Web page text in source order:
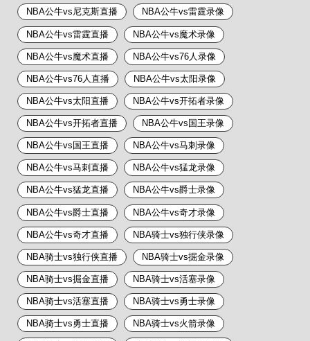
NBA公牛vs尼克斯直播 NBA公牛vs雷霆录像
NBA公牛vs雷霆直播 NBA公牛vs魔术录像
NBA公牛vs魔术直播 NBA公牛vs76人录像
NBA公牛vs76人直播 NBA公牛vs太阳录像
NBA公牛vs太阳直播 NBA公牛vs开拓者录像
NBA公牛vs开拓者直播 NBA公牛vs国王录像
NBA公牛vs国王直播 NBA公牛vs马刺录像
NBA公牛vs马刺直播 NBA公牛vs猛龙录像
NBA公牛vs猛龙直播 NBA公牛vs爵士录像
NBA公牛vs爵士直播 NBA公牛vs奇才录像
NBA公牛vs奇才直播 NBA骑士vs独行侠录像
NBA骑士vs独行侠直播 NBA骑士vs掘金录像
NBA骑士vs掘金直播 NBA骑士vs活塞录像
NBA骑士vs活塞直播 NBA骑士vs勇士录像
NBA骑士vs勇士直播 NBA骑士vs火箭录像